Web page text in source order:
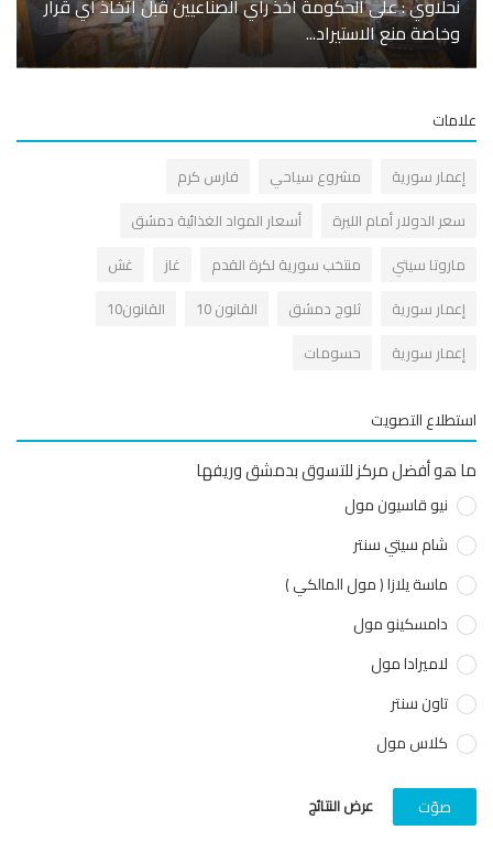
وخاصة منع الاستيراد...
سورية مشروع سياحي
فارس كرم
الدولار أمام الليرة
أسعار المواد الغذائية دمشق
سيتي
منتخب سورية لكرة القدم غاز
سورية
ثلوج دمشق القانون 10
القانون10
سورية
حسومات
التصويت
أفضل مركز للتسوق بدمشق وريفها
نيو قاسيون مول
شام سيتي سنتر
ماسة يلازا ( مول المالكي )
دامسكينو مول
لاميرادا مول
تاون سنتر
كلاس مول
عرض النتائج